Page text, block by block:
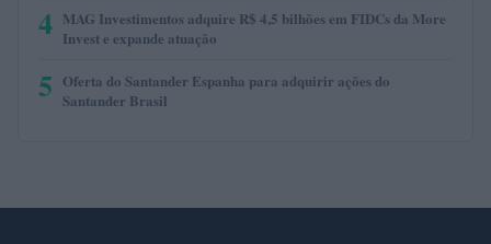
4 MAG Investimentos adquire R$ 4,5 bilhões em FIDCs da More
Invest e expande atuação
5 Oferta do Santander Espanha para adquirir ações do
Santander Brasil